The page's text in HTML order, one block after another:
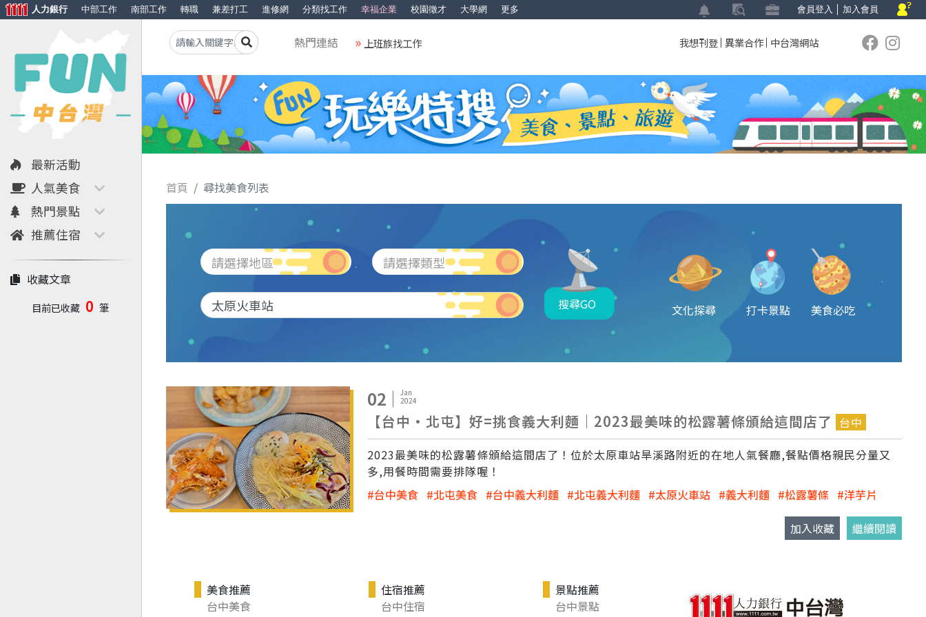
會員登入 加入會員
人力銀行 中部工作 南部工作 轉職 兼差打工 進修網 分類找工作 幸福企業 校園徵才 大學網 更多
最新活動
人氣美食
熱門景點
推薦住宿
收藏文章
目前已收藏 0 筆
熱門連結 上班族找工作 我想刊登 異業合作 中台灣網站
首頁 尋找美食列表
請選擇地區 請選擇類型
搜尋GO 文化探尋 打卡景點 美食必吃
02
Jan
2024
【台中·北屯】好=挑食義大利麵｜2023最美味的松露薯條頒給這間店了 台中
2023最美味的松露薯條頒給這間店了！位於太原車站旱溪路附近的在地人氣餐廳,餐點價格親民分量又
多,用餐時間需要排隊喔！
台中美食
北屯美食 台中義大利麵 北屯義大利麵 太原火車站 義大利麵 松露薯條 洋芋片
加入收藏 繼續閱讀
美食推薦
台中美食
住宿推薦
台中住宿
景點推薦
台中景點